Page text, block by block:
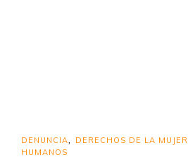
DENUNCIA DERECHOS DE LA MUJER
HUMANOS